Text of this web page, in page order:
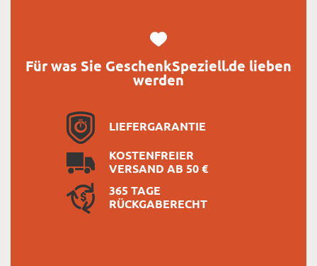
Für was Sie GeschenkSpeziell.de lieben
werden
LIEFERGARANTIE
KOSTENFREIER
VERSAND AB 50 €
365 TAGE
RÜCKGABERECHT